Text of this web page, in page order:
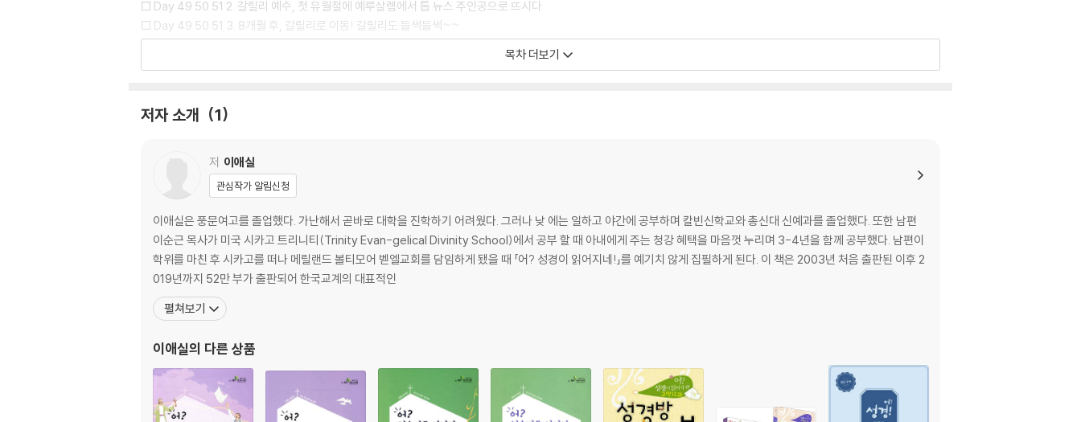
□ Day 49 50 51 2. 갈릴리 예수, 첫 유월절에 예루살렘에서 톱 뉴스 주인공으로 뜨시다
□ Day 49 50 51 3. 8개월 후, 갈릴리로 이동! 갈릴리도 들썩들썩~~
□ Day 49 50 51 4. 두 유월절(2,3) 지나 제자 훈련 MT(초막절)까지 갈릴리 사역 완료!
□ Day 49 50 51 5. 드디어 갈릴리를 떠나 오~~랜만에 예루살렘에서 초막절, 수전절 대중설교를 하시고~
□ Day 52 8. 혜성처럼 나타난 바울, 해외 갈라디아교회 개척!
□ Day 54 10. 3차로 에베소교회 개척 중 고린도교회가 말썽을 피우지만…
□ Day 55,56,57,(58) 11. 다행히 잘~ 해결하고 1,2,3차 여행 마무리한 후, 드디어 로마 제국을 밟으니~
□ Day (58),59,60 12. 열방 제국 무너지고, 죽임당하신 어린양은 영원히 통치하시리라. 하나님은 왕이시다!
나가는 글 마지막 깃발을 날리며……
구약 읽기
들어가는 글 아하~, 내비게이션을 달아드리자!
추천의 글
구약읽기 내비게이션 사용방법
□ 1. 구약목록, 이야기로 확~ 꿰뚫어라!
□ Day 1 창 1-19장
□ Day 2 창 20-38장
목차 더보기
저자 소개 1
저 이애실
관심작가 알림신청
이애실은 풍문여고를 졸업했다. 가난해서 곧바로 대학을 진학하기 어려웠다. 그러나 낮 에는 일하고 야간에 공부하며 칼빈신학교와 총신대 신예과를 졸업했다. 또한 남편
이순근 목사가 미국 시카고 트리니티(Trinity Evan-gelical Divinity School)에서 공부 할 때 아내에게 주는 청강 혜택을 마음껏 누리며 3-4년을 함께 공부했다. 남편이
학위를 마친 후 시카고를 떠나 메릴랜드 볼티모어 벧엘교회를 담임하게 됐을 때 「어? 성경이 읽어지네!」를 예기치 않게 집필하게 된다. 이 책은 2003년 처음 출판된 이후 2
019년까지 52만 부가 출판되어 한국교계의 대표적인
펼쳐보기
이애실의 다른 상품